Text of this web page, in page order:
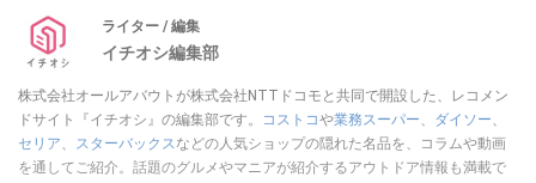
ライター / 編集
イチオシ編集部
株式会社オールアバウトが株式会社NTTドコモと共同で開設した、レコメン
ドサイト『イチオシ』の編集部です。
コストコや業務スーパー ダイソー
セリア
スターバックス などの人気ショップの隠れた名品を、コラムや動画
を通してご紹介。話題のグルメやマニアが紹介するアウトドア情報も満載で